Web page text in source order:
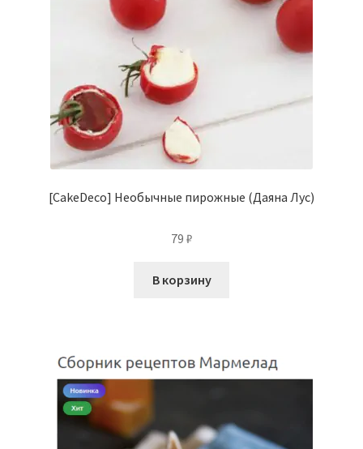
[CakeDeco] Необычные пирожные (Даяна Лус)
79 ₽
В корзину